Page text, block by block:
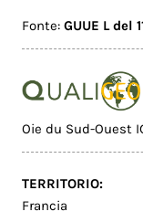
Fonte:GUUE L del
Oie du Sud-Ouest
TERRITORIO:
Francia